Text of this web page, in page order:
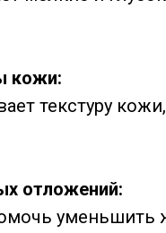
кожи:
текстуру
отложений:
уменьшить